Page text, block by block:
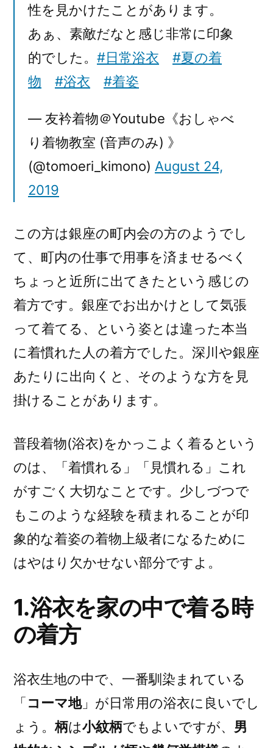
性を見かけたことがあります。
あぁ、素敵だなと感じ非常に印象
的でした。 #日常浴衣
#夏の着
物
#浴衣 #着姿
— 友衿着物＠Youtube《おしゃべ
り着物教室 (音声のみ) 》
(@tomoeri_kimono) August 24,
2019
この方は銀座の町内会の方のようでし
て、町内の仕事で用事を済ませるべく
ちょっと近所に出てきたという感じの
着方です。銀座でお出かけとして気張
って着てる、という姿とは違った本当
に着慣れた人の着方でした。深川や銀座
あたりに出向くと、そのような方を見
掛けることがあります。
普段着物(浴衣)をかっこよく着るという
のは、「着慣れる」「見慣れる」これ
がすごく大切なことです。少しづつで
もこのような経験を積まれることが印
象的な着姿の着物上級者になるために
はやはり欠かせない部分ですよ。
1.浴衣を家の中で着る時
の着方
浴衣生地の中で、一番馴染まれている
「コーマ地」が日常用の浴衣に良いでし
ょう。柄は小紋柄でもよいですが、 男